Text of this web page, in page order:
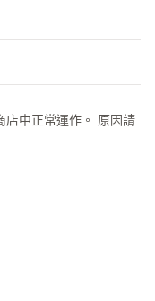
店中正常運作。 原因請